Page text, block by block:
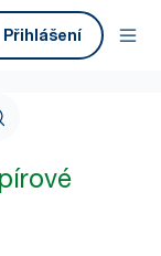
Přihlášení